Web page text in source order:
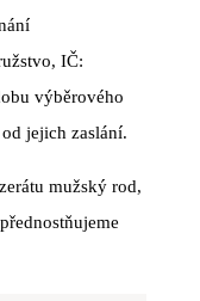
IČ:
výběrového
jejich zaslání.
mužský rod,